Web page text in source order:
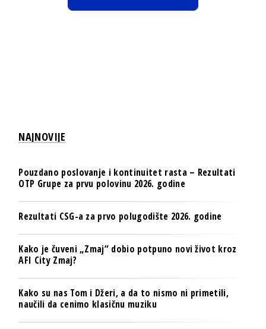
NAJNOVIJE
Pouzdano poslovanje i kontinuitet rasta – Rezultati
OTP Grupe za prvu polovinu 2026. godine
Rezultati CSG-a za prvo polugodište 2026. godine
Kako je čuveni „Zmaj“ dobio potpuno novi život kroz
AFI City Zmaj?
Kako su nas Tom i Džeri, a da to nismo ni primetili,
naučili da cenimo klasičnu muziku